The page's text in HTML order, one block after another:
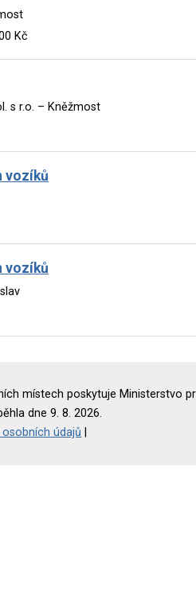
Kč
s r.o. – Kněžmost
vozíků
vozíků
místech poskytuje Ministerstvo
dne 9. 8. 2026.
údajů